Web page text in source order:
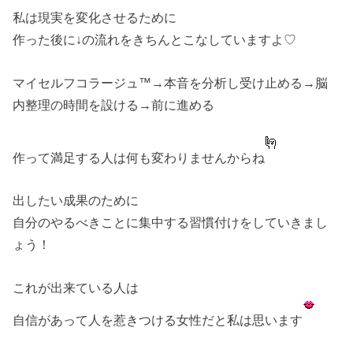
私は現実を変化させるために
作った後に↓の流れをきちんとこなしていますよ♡
マイセルフコラージュ™→本音を分析し受け止める→脳
内整理の時間を設ける→前に進める
作って満足する人は何も変わりませんからね
出したい成果のために
自分のやるべきことに集中する習慣付けをしていきまし
ょう！
これが出来ている人は
自信があって人を惹きつける女性だと私は思います